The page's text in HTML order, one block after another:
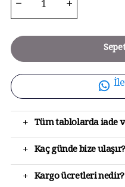
+ Tüm tablolarda iade
+ Kaç günde bize ulaşır?
+ Kargo ücretleri nedir?